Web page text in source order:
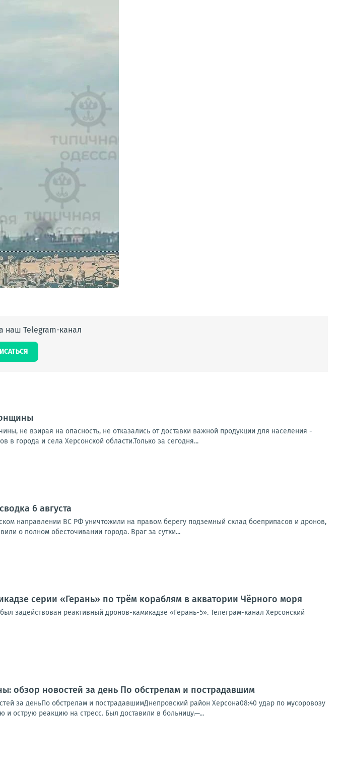
наш Telegram-канал
не взирая на опасность, не отказались от доставки важной продукции для населения -
в города и села Херсонской области.Только за сегодня...
6 августа
направлении ВС РФ уничтожили на правом берегу подземный склад боеприпасов и дронов,
о полном обесточивании города. Враг за сутки...
серии «Герань» по трём кораблям в акватории Чёрного моря
задействован реактивный дронов-камикадзе «Герань-5». Телеграм-канал Херсонский
обзор новостей за день По обстрелам и пострадавшим
за деньПо обстрелам и пострадавшимДнепровский район Херсона08:40 удар по мусоровозу
острую реакцию на стресс. Был доставили в больницу.—...